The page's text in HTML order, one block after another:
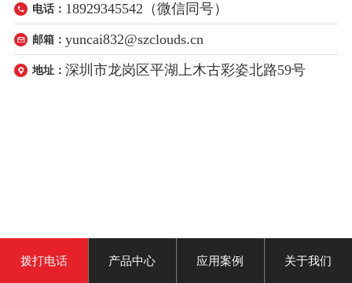
电话： 18929345542（微信同号）
邮箱：yuncai832@szclouds.cn
地址：深圳市龙岗区平湖上木古彩姿北路59号
拨打电话 产品中心 应用案例 关于我们